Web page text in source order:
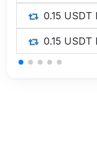
0.15 USDT
0.15 USDT